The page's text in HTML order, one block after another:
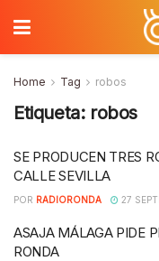
Home Tag robos
Etiqueta: robos
SE PRODUCEN TRES
CALLE SEVILLA
POR RADIORONDA 27
ASAJA MÁLAGA PIDE
RONDA